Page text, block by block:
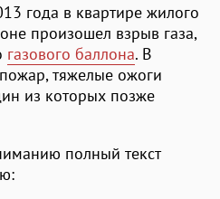
года в квартире жилого
произошел взрыв газа,
газового баллона. В
тяжелые ожоги
из которых позже
полный текст